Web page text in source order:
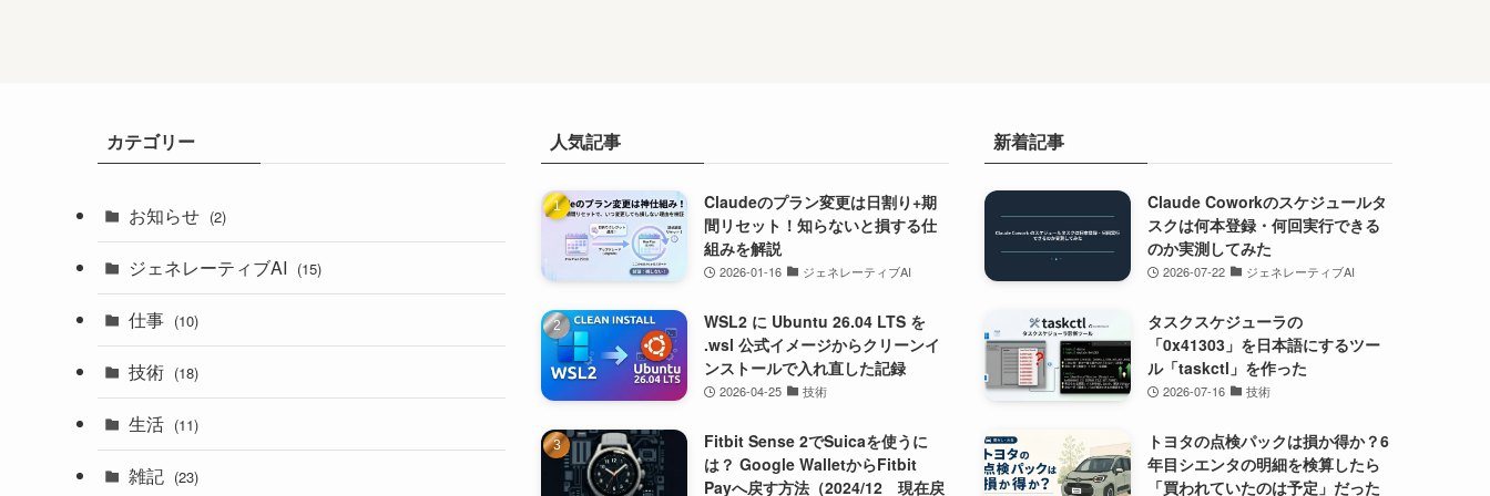
カテゴリー
お知らせ (2)
ジェネレーティブAI (15)
仕事 (10)
技術 (18)
生活 (11)
雑記 (23)
人気記事
Claudeのプラン変更は日割り+期
間リセット！知らないと損する仕
組みを解説
2026-01-16 ジェネレーティブAI
WSL2 に Ubuntu 26.04 LTS を
.wsl 公式イメージからクリーンイ
ンストールで入れ直した記録
2026-04-25 技術
Fitbit Sense 2でSuicaを使うに
は？ Google WalletからFitbit
Payへ戻す方法（2024/12 現在戻
新着記事
Claude Coworkのスケジュールタ
スクは何本登録・何回実行できる
のか実測してみた
2026-07-22 ジェネレーティブAI
タスクスケジューラの
「0x41303」を日本語にするツー
ル「taskctl」を作った
2026-07-16 技術
トヨタの点検パックは損か得か？6
年目シエンタの明細を検算したら
「買われていたのは予定」だった